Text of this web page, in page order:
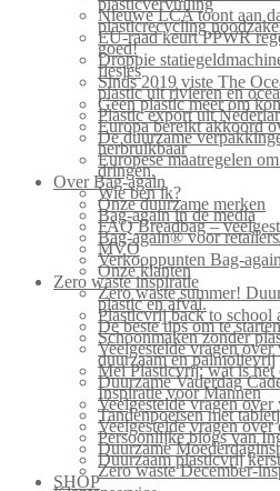
plasticvervuiling
Nieuwe LCA toont aan
plasticrecycling
EU-raad keurt PPWR
goed!
Droppie
flesjes
Sinds 2019 viste The
plastic uit rivieren en
Geen plastic meer om
Plastic export uit
Europa bereikt akkoord
De duurzame
herbruikbaar
Europese maatregelen
dringen.
Over Bag-again
Wie ben ik?
Onze duurzame merken
Bag-again in de media
FAQ Breadbag –
Bag-again® voor
MVO
Verkooppunten Bag-again
Onze klanten
Zero waste inspiratie
Zero waste summer!
plastic en afval.
Plasticvrij back to school
De beste tips om te
Schoonmaken zonder
Veelgestelde vragen
duurzaam en palmolievrij
Mei Plasticvrij: wat is het
Duurzame Vaderdag
Inspiratie voor Mannen
Veelgestelde vragen over
Tandenpoetsen met
Veelgestelde vragen
Persoonlijke blogs van
Duurzame
Duurzaam plasticvrij
Zero waste December-
SHOP